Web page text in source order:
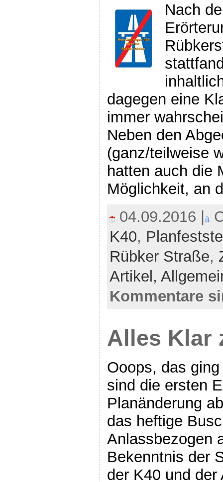
Nach
dagegen eine
immer
Neben den
(ganz/teilweise
hatten auch die
Möglichkeit, an
04.09.2016 |
K40,
Rübker Straße,
Artikel,
Kommentare
Alles Klar
Ooops, das
sind die ersten
Planänderung
das heftige
Anlassbezogen
Bekenntnis der
der K40 und der